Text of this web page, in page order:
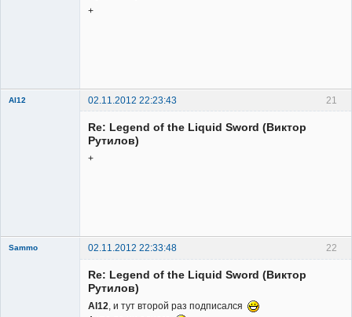
+
21
Al12
02.11.2012 22:23:43
Re: Legend of the Liquid Sword (Виктор
Рутилов)
+
22
Sammo
02.11.2012 22:33:48
Re: Legend of the Liquid Sword (Виктор
Рутилов)
Al12, и тут второй раз подписался